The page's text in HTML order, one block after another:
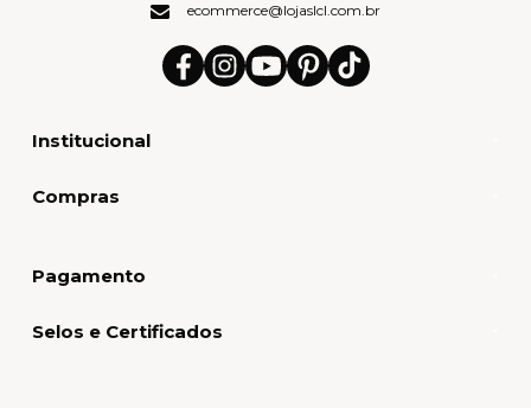
Institucional
Compras
ecommerce@lojaslcl.com.br
Pagamento
Selos e Certificados